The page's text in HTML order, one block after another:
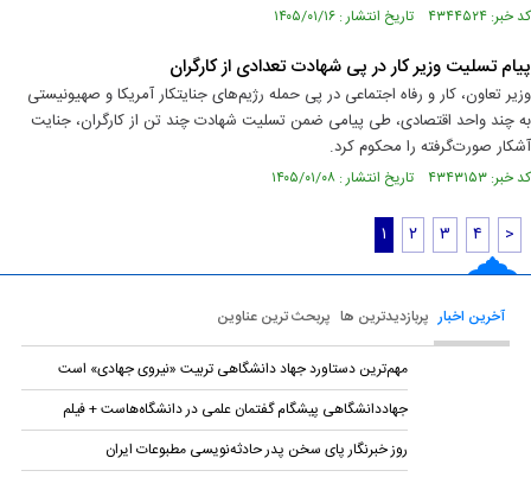
کد خبر: ۴۳۴۴۵۲۴ تاریخ انتشار : ۱۴۰۵/۰۱/۱۶
پیام تسلیت وزیر کار در پی شهادت تعدادی از کارگران
وزیر تعاون، کار و رفاه اجتماعی در پی حمله رژیم‌های جنایتکار آمریکا و صهیونیستی
به چند واحد اقتصادی، طی پیامی ضمن تسلیت شهادت چند تن از کارگران، جنایت
آشکار صورت‌گرفته را محکوم کرد.
کد خبر: ۴۳۴۳۱۵۳ تاریخ انتشار : ۱۴۰۵/۰۱/۰۸
۱ ۲ ۳ ۴ >
آخرین اخبار پربازدیدترین ها پربحث ترین عناوین
مهم‌ترین دستاورد جهاد دانشگاهی تربیت «نیروی جهادی» است
جهاددانشگاهی پیشگام گفتمان علمی در دانشگاه‌هاست + فیلم
روز خبرنگار پای سخن پدر حادثه‌نویسی مطبوعات ایران